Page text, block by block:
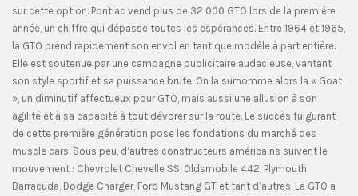
sur cette option. Pontiac vend plus de 32 000 GTO lors de la première
année, un chiffre qui dépasse toutes les espérances. Entre 1964 et 1965,
la GTO prend rapidement son envol en tant que modèle à part entière.
Elle est soutenue par une campagne publicitaire audacieuse, vantant
son style sportif et sa puissance brute. On la surnomme alors la « Goat
», un diminutif affectueux pour GTO, mais aussi une allusion à son
agilité et à sa capacité à tout dévorer sur la route. Le succès fulgurant
de cette première génération pose les fondations du marché des
muscle cars. Sous peu, d’autres constructeurs américains suivent le
mouvement : Chevrolet Chevelle SS, Oldsmobile 442, Plymouth
Barracuda, Dodge Charger, Ford Mustang GT et tant d’autres. La GTO a